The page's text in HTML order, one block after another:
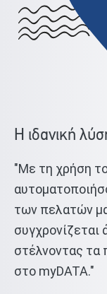
Η ιδανική
"Με τη χρήση
των πελατών
συγχρονίζεται
στέλνοντας τα
στο myDATA."